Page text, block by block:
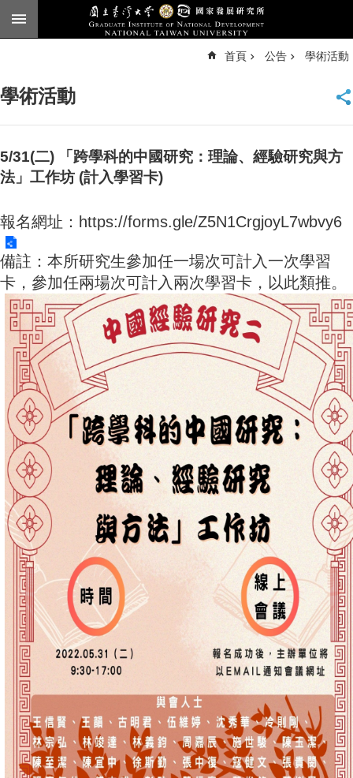
跳到主要內容區塊
臺
頁
English
告
本
所
簡
介
本
所
成
員
博
士
班
碩
士
班
在
職
專
班
學
術
研
究
國
家
發
展
研
首頁 公告 學術活動
學術活動
5/31(二) 「跨學科的中國研究：理論、經驗研究與方
法」工作坊 (計入學習卡)
報名網址： https://forms.gle/Z5N1CrgjoyL7wbvy6
備註：本所研究生參加任一場次可計入一次學習
卡，參加任兩場次可計入兩次學習卡，以此類推。